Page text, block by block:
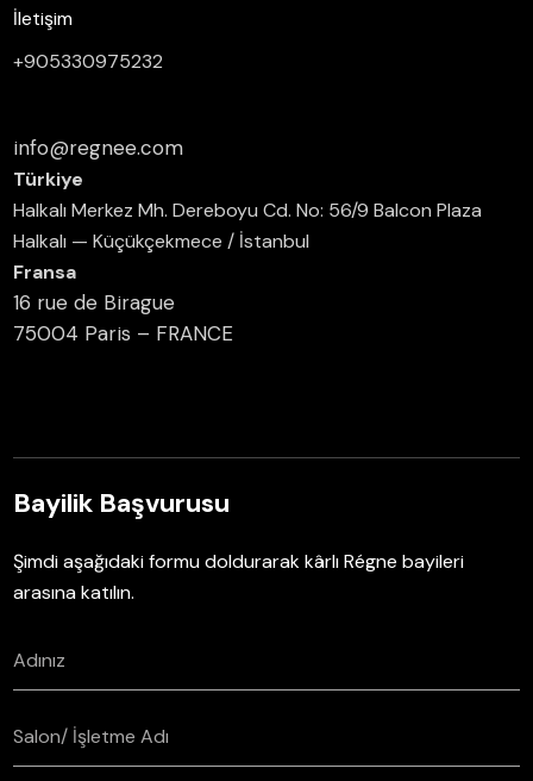
İletişim
+905330975232
info@regnee.com
Türkiye
Halkalı Merkez Mh. Dereboyu Cd. No: 56/9 Balcon Plaza
Halkalı — Küçükçekmece / İstanbul
Fransa
16 rue de Birague
75004 Paris – FRANCE
Bayilik Başvurusu
Şimdi aşağıdaki formu doldurarak kârlı Régne bayileri
arasına katılın.